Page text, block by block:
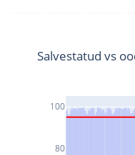
80
100
Salvestatud vs